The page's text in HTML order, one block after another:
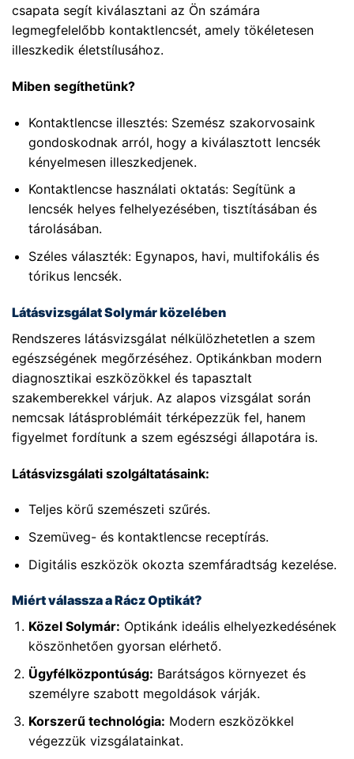
csapata segít kiválasztani az Ön számára
legmegfelelőbb kontaktlencsét, amely tökéletesen
illeszkedik életstílusához.
Miben segíthetünk?
Kontaktlencse illesztés: Szemész szakorvosaink
gondoskodnak arról, hogy a kiválasztott lencsék
kényelmesen illeszkedjenek.
Kontaktlencse használati oktatás: Segítünk a
lencsék helyes felhelyezésében, tisztításában és
tárolásában.
Széles választék: Egynapos, havi, multifokális és
tórikus lencsék.
Látásvizsgálat Solymár közelében
Rendszeres látásvizsgálat nélkülözhetetlen a szem
egészségének megőrzéséhez. Optikánkban modern
diagnosztikai eszközökkel és tapasztalt
szakemberekkel várjuk. Az alapos vizsgálat során
nemcsak látásproblémáit térképezzük fel, hanem
figyelmet fordítunk a szem egészségi állapotára is.
Látásvizsgálati szolgáltatásaink:
Teljes körű szemészeti szűrés.
Szemüveg- és kontaktlencse receptírás.
Digitális eszközök okozta szemfáradtság kezelése.
Miért válassza a Rácz Optikát?
Közel Solymár: Optikánk ideális elhelyezkedésének
köszönhetően gyorsan elérhető.
Ügyfélközpontúság: Barátságos környezet és
személyre szabott megoldások várják.
Korszerű technológia: Modern eszközökkel
végezzük vizsgálatainkat.